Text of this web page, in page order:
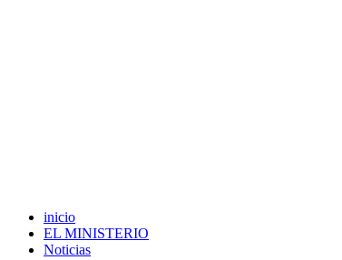
inicio
EL MINISTERIO
Noticias